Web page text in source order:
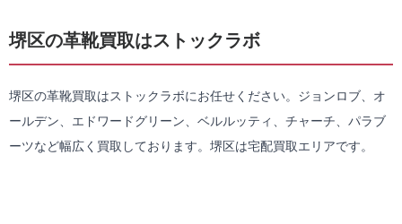
堺区の革靴買取はストックラボ
堺区の革靴買取はストックラボにお任せください。ジョンロブ、オ
ールデン、エドワードグリーン、ベルルッティ、チャーチ、パラブ
ーツなど幅広く買取しております。堺区は宅配買取エリアです。